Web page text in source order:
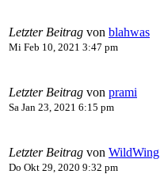
Letzter Beitrag von blahwas
Mi Feb 10, 2021 3:47 pm
Letzter Beitrag von prami
Sa Jan 23, 2021 6:15 pm
Letzter Beitrag von WildWing
Do Okt 29, 2020 9:32 pm